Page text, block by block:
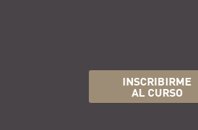
INSCRIBIRME
AL CURSO